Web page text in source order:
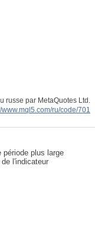
russe par MetaQuotes Ltd.
www.mql5.com/ru/code/701
période plus large
l'indicateur